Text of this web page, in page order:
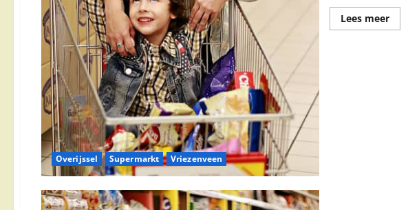
Overijssel Supermarkt Vriezenveen
Lees meerLees
meer